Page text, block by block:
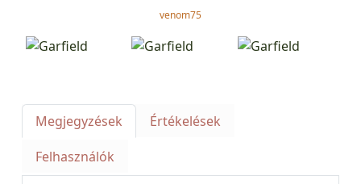
venom75
Megjegyzések
Értékelések
Felhasználók